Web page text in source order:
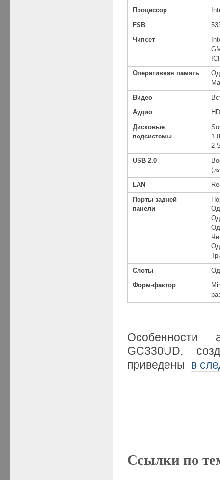
Процессор
FSB
Чипсет
Оперативная память
Видео
Аудио
Дисковые
подсистемы
1
2
USB 2.0
LAN
Порты задней
панели
Слоты
Форм-фактор
Особенности
GC330UD,
приведены в
Ссылки по